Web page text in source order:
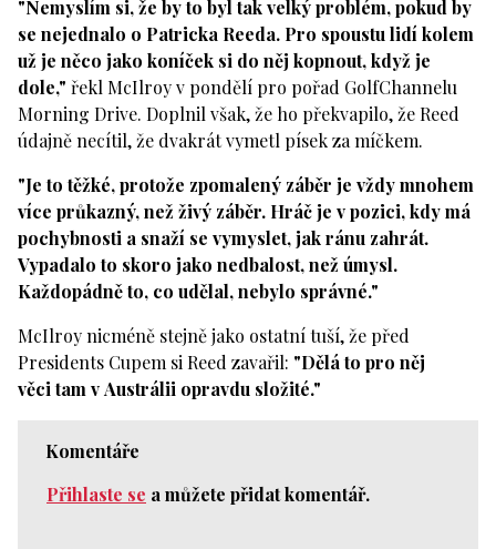
"Nemyslím si, že by to byl tak velký problém, pokud by
se nejednalo o Patricka Reeda. Pro spoustu lidí kolem
už je něco jako koníček si do něj kopnout, když je
dole," řekl McIlroy v pondělí pro pořad GolfChannelu
Morning Drive. Doplnil však, že ho překvapilo, že Reed
údajně necítil, že dvakrát vymetl písek za míčkem.
"Je to těžké, protože zpomalený záběr je vždy mnohem
více průkazný, než živý záběr. Hráč je v pozici, kdy má
pochybnosti a snaží se vymyslet, jak ránu zahrát.
Vypadalo to skoro jako nedbalost, než úmysl.
Každopádně to, co udělal, nebylo správné."
McIlroy nicméně stejně jako ostatní tuší, že před
Presidents Cupem si Reed zavařil: "Dělá to pro něj
věci tam v Austrálii opravdu složité."
Komentáře
Přihlaste se a můžete přidat komentář.